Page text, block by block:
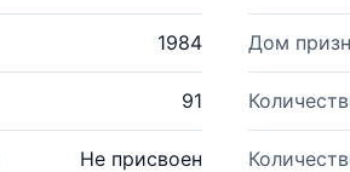
1984 Дом
91
Не присвоен